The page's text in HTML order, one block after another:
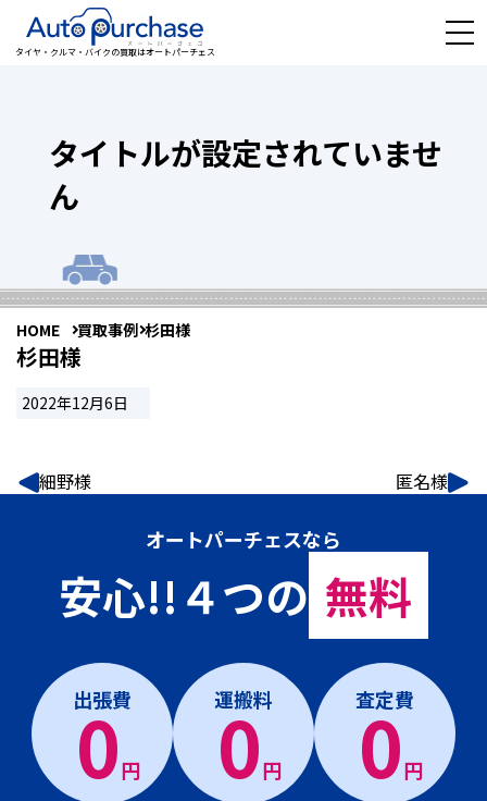
タイヤ・クルマ・バイクの買取はオートパーチェス
タイトルが設定されていませ
ん
HOME 買取事例 杉田様
杉田様
2022年12月6日
細野様 匿名様
オートパーチェスなら
安心!!４つの 無料
出張費
0円
運搬料
0円
査定費
0円